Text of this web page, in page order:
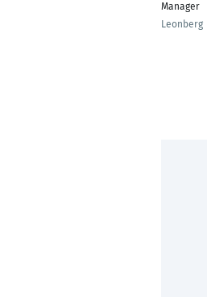
Manager
Leonberg